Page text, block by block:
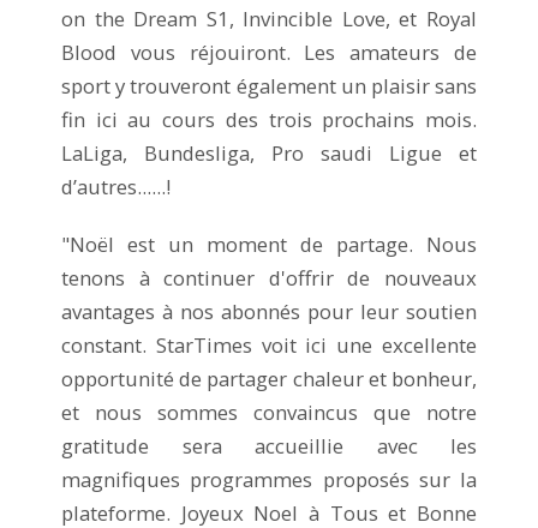
on the Dream S1, Invincible Love, et Royal
Blood vous réjouiront. Les amateurs de
sport y trouveront également un plaisir sans
fin ici au cours des trois prochains mois.
LaLiga, Bundesliga, Pro saudi Ligue et
d’autres......!
"Noël est un moment de partage. Nous
tenons à continuer d'offrir de nouveaux
avantages à nos abonnés pour leur soutien
constant. StarTimes voit ici une excellente
opportunité de partager chaleur et bonheur,
et nous sommes convaincus que notre
gratitude sera accueillie avec les
magnifiques programmes proposés sur la
plateforme. Joyeux Noel à Tous et Bonne